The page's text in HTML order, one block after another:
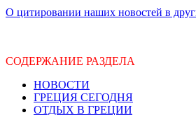
О цитировании наших новостей в
СОДЕРЖАНИЕ РАЗДЕЛА
НОВОСТИ
ГРЕЦИЯ СЕГОДНЯ
ОТДЫХ В ГРЕЦИИ